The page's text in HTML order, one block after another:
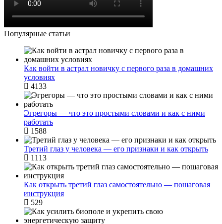
Популярные статьи
Как войти в астрал новичку с первого раза в домашних
условиях
4133
Эгрегоры — что это простыми словами и как с ними
работать
1588
Третий глаз у человека — его признаки и как открыть
1113
Как открыть третий глаз самостоятельно — пошаговая
инструкция
529